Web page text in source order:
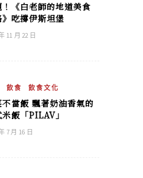
！《白老師的地道美食
》吃撐伊斯坦堡
11 月 22 日
飲食 飲食文化
不當飯 飄著奶油香氣的
飯「PILAV」
7 月 16 日